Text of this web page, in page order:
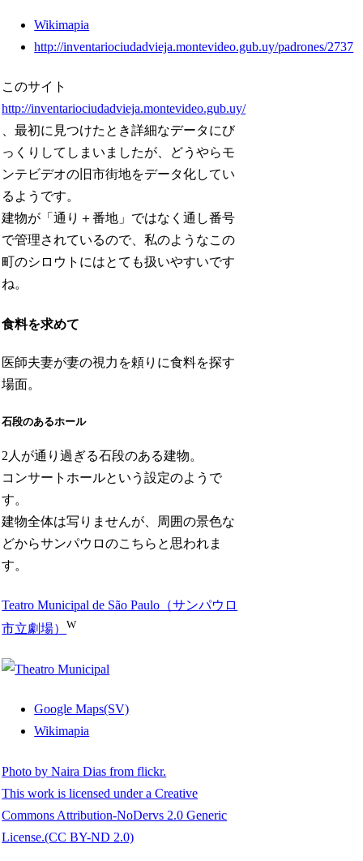
Wikimapia
http://inventariociudadvieja.montevideo.gub.uy/padrones/2737
このサイト
http://inventariociudadvieja.montevideo.gub.uy/
、最初に見つけたとき詳細なデータにび
っくりしてしまいましたが、どうやらモ
ンテビデオの旧市街地をデータ化してい
るようです。
建物が「通り＋番地」ではなく通し番号
で管理されているので、私のようなこの
町のシロウトにはとても扱いやすいです
ね。
食料を求めて
医師夫妻が妻の視力を頼りに食料を探す
場面。
石段のあるホール
2人が通り過ぎる石段のある建物。
コンサートホールという設定のようで
す。
建物全体は写りませんが、周囲の景色な
どからサンパウロのこちらと思われま
す。
Teatro Municipal de São Paulo（サンパウロ
市立劇場） W
Google Maps(SV)
Wikimapia
Photo by Naira Dias from flickr.
This work is licensed under a Creative
Commons Attribution-NoDervs 2.0 Generic
License.(CC BY-ND 2.0)